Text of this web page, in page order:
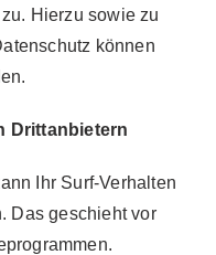
Hierzu sowie zu
können
Drittanbietern
Ihr Surf-Verhalten
Das geschieht vor